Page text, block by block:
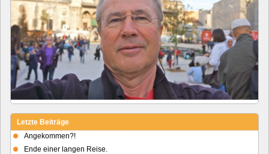
Letzte Beiträge
Angekommen?!
Ende einer langen Reise.